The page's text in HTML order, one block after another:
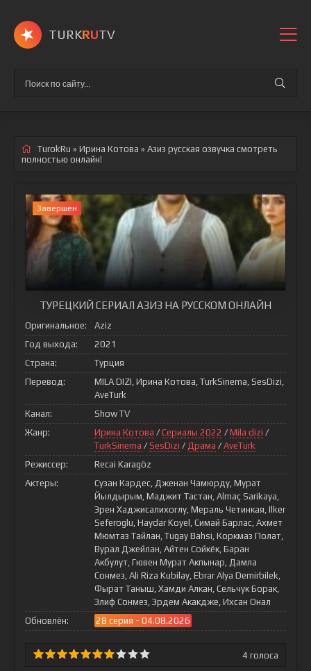
TURKRUTV
TurokRu » Ирина Котова » Азиз русская озвучка смотреть
полностью онлайн!
Завершен
ТУРЕЦКИЙ СЕРИАЛ АЗИЗ НА РУССКОМ ОНЛАЙН
Оригинальное:
Aziz
Год выхода:
2021
Страна:
Турция
Перевод:
MILA DIZI, Ирина Котова, TurkSinema, SesDizi,
AveTurk
Канал:
Show TV
Жанр:
Ирина Котова / Сериалы 2022 / Mila dizi /
TurkSinema / SesDizi / Драма / AveTurk
Режиссер:
Recai Karagöz
Актеры:
Сузан Кардес, Дженан Чамюрду, Мурат
Йылдырым, Маджит Тастан, Almaç Sarikaya,
Эрен Хаджисалихоглу, Мераль Четинкая, Ilker
Seferoglu, Haydar Koyel, Симай Барлас, Ахмет
Мюмтаз Тайлан, Tugay Bahsi, Коркмаз Полат,
Вурал Джейлан, Айтен Сойкёк, Баран
Акбулут, Гювен Мурат Акпынар, Дамла
Сонмез, Ali Riza Kubilay, Ebrar Alya Demirbilek,
Фырат Таныш, Хамди Алкан, Сельчук Борак,
Элиф Сонмез, Эрдем Акакдже, Ихсан Онал
Обновлён:
28 серия - 04.08.2026
4 голоса